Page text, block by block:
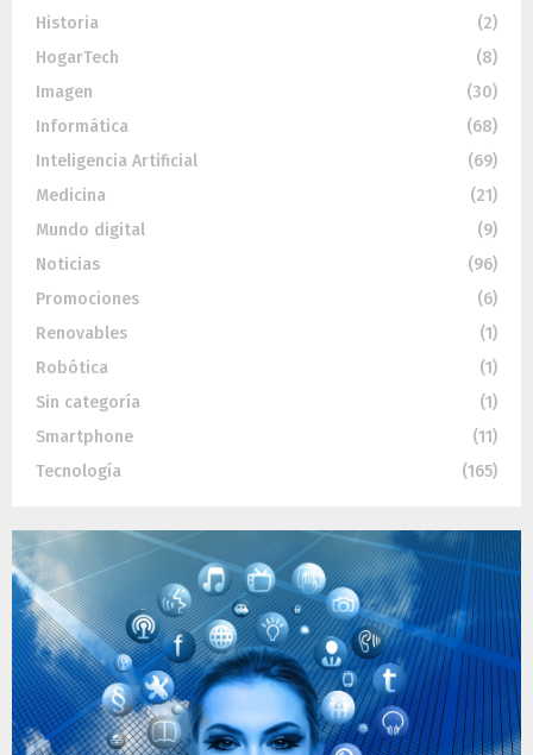
Historia
(2)
HogarTech
(8)
Imagen
(30)
Informática
(68)
Inteligencia Artificial
(69)
Medicina
(21)
Mundo digital
(9)
Noticias
(96)
Promociones
(6)
Renovables
(1)
Robótica
(1)
Sin categoría
(1)
Smartphone
(11)
Tecnología
(165)